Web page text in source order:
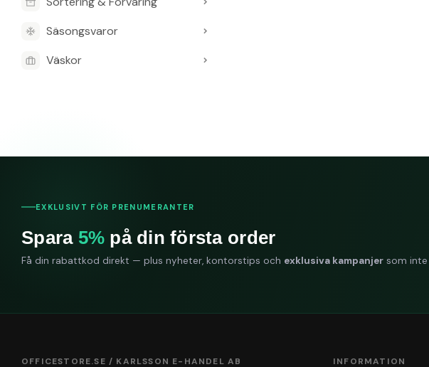
Säsongsvaror
Väskor
OFFICESTORE.SE / KARLSSON E-HANDEL AB INFORMATION
EXKLUSIVT FÖR PRENUMERANTER
Spara 5% på din första order
Få din rabattkod direkt — plus nyheter, kontorstips och exklusiva kampanjer som inte